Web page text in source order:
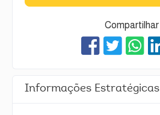
Compartilhar
Informações Estratégicas